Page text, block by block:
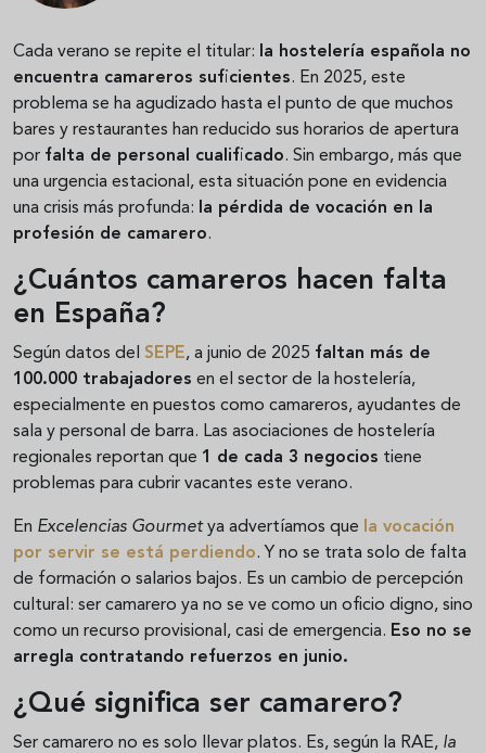
Cada verano se repite el titular:
la hostelería española no
encuentra camareros suficientes. En 2025, este
problema se ha agudizado hasta el punto de que muchos
bares y restaurantes han reducido sus horarios de apertura
por falta de personal cualificado. Sin embargo, más que
una urgencia estacional, esta situación pone en evidencia
una crisis más profunda:
la pérdida de vocación en la
profesión de camarero.
¿Cuántos camareros hacen falta
en España?
Según datos del SEPE, a junio de 2025 faltan más de
100.000 trabajadores en el sector de la hostelería,
especialmente en puestos como camareros, ayudantes de
sala y personal de barra. Las asociaciones de hostelería
regionales reportan que 1 de cada 3 negocios tiene
problemas para cubrir vacantes este verano.
En Excelencias Gourmetya advertíamos que
la vocación
por servir se está perdiendo. Y no se trata solo de falta
de formación o salarios bajos. Es un cambio de percepción
cultural: ser camarero ya no se ve como un oficio digno, sino
como un recurso provisional, casi de emergencia. Eso no se
arregla contratando refuerzos en junio.
¿Qué significa ser camarero?
Ser camarero no es solo llevar platos. Es, según la RAE, la